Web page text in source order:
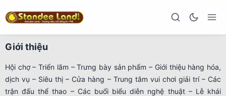
Giới thiệu
Hội chợ – Triển lãm – Trưng bày sản phẩm – Giới thiệu hàng hóa,
dịch vụ – Siêu thị – Cửa hàng – Trung tâm vui chơi giải trí – Các
trận đấu thể thao – Các buổi biểu diễn nghệ thuật – Lễ khái